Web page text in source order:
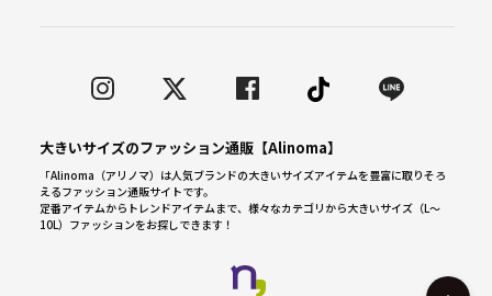
大きいサイズのファッション通販【Alinoma】
「Alinoma（アリノマ）は人気ブランドの大きいサイズアイテムを豊富に取りそろ
えるファッション通販サイトです。
定番アイテムからトレンドアイテムまで、様々なカテゴリから大きいサイズ（L～
10L）ファッションをお探しできます！